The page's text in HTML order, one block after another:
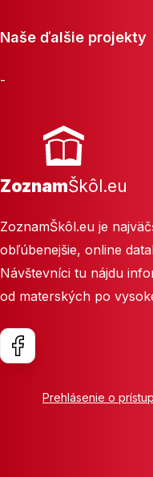
Naše ďalšie projekty
-
ZoznamŠkôl.eu
ZoznamŠkôl.eu je
obľúbenejšie, online
Návštevníci tu nájdu
od materských po
Prehlásenie o